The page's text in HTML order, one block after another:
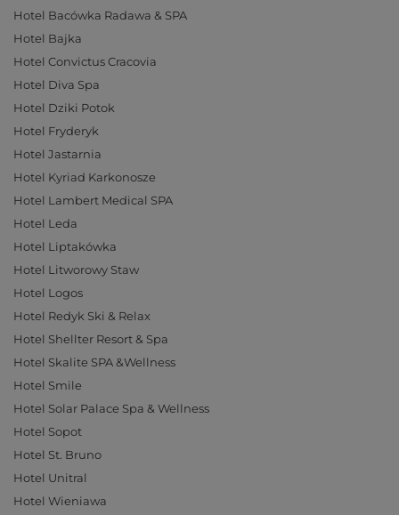
Hotel Bacówka Radawa & SPA
Hotel Bajka
Hotel Convictus Cracovia
Hotel Diva Spa
Hotel Dziki Potok
Hotel Fryderyk
Hotel Jastarnia
Hotel Kyriad Karkonosze
Hotel Lambert Medical SPA
Hotel Leda
Hotel Liptakówka
Hotel Litworowy Staw
Hotel Logos
Hotel Redyk Ski & Relax
Hotel Shellter Resort & Spa
Hotel Skalite SPA &Wellness
Hotel Smile
Hotel Solar Palace Spa & Wellness
Hotel Sopot
Hotel St. Bruno
Hotel Unitral
Hotel Wieniawa